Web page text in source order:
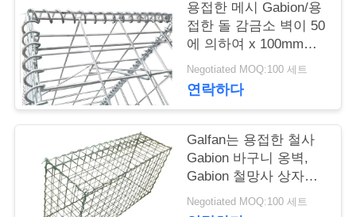
희
와
연
락
용접한 메시 Gabion/용
접한 돌 감금소 벽이 50
에 의하여 x 100mm는
직류 전기를 통했습니
다
Negotiated MOQ:100 세트
연락하다
Galfan는 용접한 철사
Gabion 바구니 옹벽,
Gabion 철망사 상자를
입혔습니다
Negotiated MOQ:100 세트